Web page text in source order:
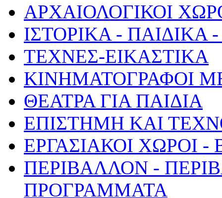
ΑΡΧΑΙΟΛΟΓΙΚΟΙ
ΙΣΤΟΡΙΚΑ -
ΤΕΧΝΕΣ-ΕΙΚΑΣΤΙΚΑ
ΚΙΝΗΜΑΤΟΓΡΑΦΟΙ
ΘΕΑΤΡΑ ΓΙΑ ΠΑΙΔΙΑ
ΕΠΙΣΤΗΜΗ ΚΑΙ
ΕΡΓΑΣΙΑΚΟΙ ΧΩΡΟΙ
ΠΕΡΙΒΑΛΛΟΝ -
ΠΡΟΓΡΑΜΜΑΤΑ